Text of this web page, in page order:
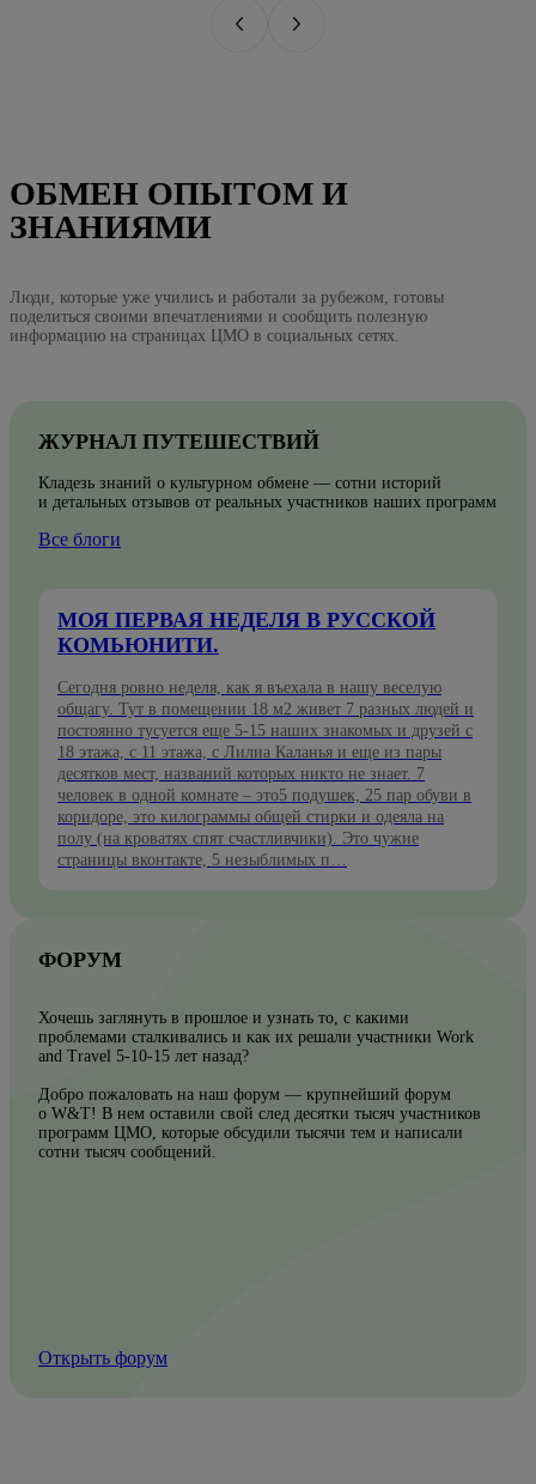
ОБМЕН ОПЫТОМ И
ЗНАНИЯМИ
Люди, которые уже учились и работали за рубежом, готовы
поделиться своими впечатлениями и сообщить полезную
информацию на страницах ЦМО в социальных сетях.
ЖУРНАЛ ПУТЕШЕСТВИЙ
Кладезь знаний о культурном обмене — сотни историй
и детальных отзывов от реальных участников наших программ
Все блоги
МОЯ ПЕРВАЯ НЕДЕЛЯ В РУССКОЙ
КОМЬЮНИТИ.
Сегодня ровно неделя, как я въехала в нашу веселую
общагу. Тут в помещении 18 м2 живет 7 разных людей и
постоянно тусуется еще 5-15 наших знакомых и друзей с
18 этажа, с 11 этажа, с Лилиа Каланья и еще из пары
десятков мест, названий которых никто не знает. 7
человек в одной комнате – это5 подушек, 25 пар обуви в
коридоре, это килограммы общей стирки и одеяла на
полу (на кроватях спят счастливчики). Это чужие
страницы вконтакте, 5 незыблимых п…
ФОРУМ
Хочешь заглянуть в прошлое и узнать то, с какими
проблемами сталкивались и как их решали участники Work
and Travel 5-10-15 лет назад?
Добро пожаловать на наш форум — крупнейший форум
о W&T! В нем оставили свой след десятки тысяч участников
программ ЦМО, которые обсудили тысячи тем и написали
сотни тысяч сообщений.
Открыть форум